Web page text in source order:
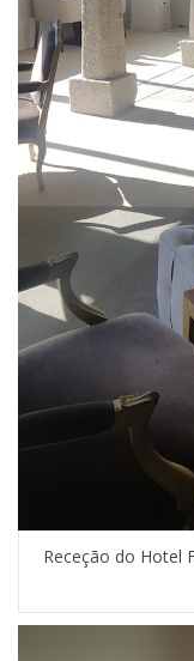
Receção do Hotel